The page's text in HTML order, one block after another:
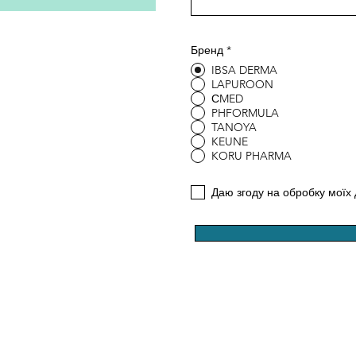
Бренд *
IBSA DERMA
LAPUROON
СMED
PHFORMULA
TANOYA
KEUNE
KORU PHARMA
Даю згоду на обробку моїх